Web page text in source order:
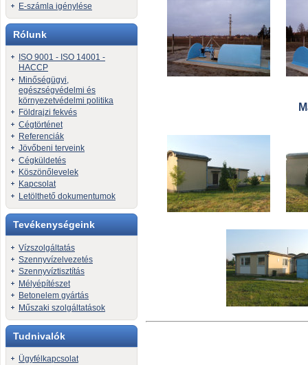
E-számla igénylése
Rólunk
ISO 9001 - ISO 14001 -
HACCP
Minőségügyi,
egészségvédelmi és
környezetvédelmi politika
Földrajzi fekvés
Cégtörténet
Referenciák
Jövőbeni terveink
Cégküldetés
Köszönőlevelek
Kapcsolat
Letölthető dokumentumok
Tevékenységeink
Vízszolgáltatás
Szennyvízelvezetés
Szennyvíztisztítás
Mélyépítészet
Betonelem gyártás
Műszaki szolgáltatások
Tudnivalók
Ügyfélkapcsolat